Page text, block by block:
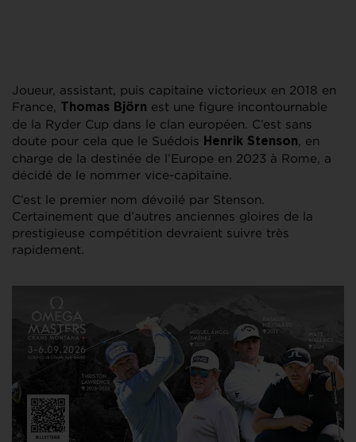
Joueur, assistant, puis capitaine victorieux en 2018 en
France,
Thomas Björn est une figure incontournable
de la Ryder Cup dans le clan européen. C’est sans
doute pour cela que le Suédois Henrik Stenson, en
charge de la destinée de l’Europe en 2023 à Rome, a
décidé de le nommer vice-capitaine.
C’est le premier nom dévoilé par Stenson.
Certainement que d’autres anciennes gloires de la
prestigieuse compétition devraient suivre très
rapidement.